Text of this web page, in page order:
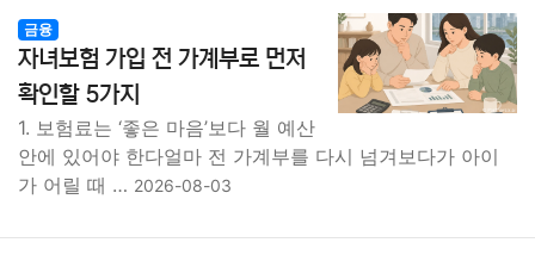
금융
자녀보험 가입 전 가계부로 먼저
확인할 5가지
1. 보험료는 ‘좋은 마음’보다 월 예산
안에 있어야 한다얼마 전 가계부를 다시 넘겨보다가 아이
가 어릴 때 … 2026-08-03